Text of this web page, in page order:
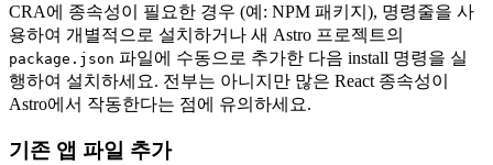
CRA에 종속성이 필요한 경우 (예: NPM 패키지), 명령줄을 사
용하여 개별적으로 설치하거나 새 Astro 프로젝트의
package.json 파일에 수동으로 추가한 다음 install 명령을 실
행하여 설치하세요. 전부는 아니지만 많은 React 종속성이
Astro에서 작동한다는 점에 유의하세요.
기존 앱 파일 추가